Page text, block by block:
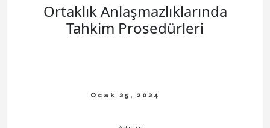
Ortaklık Anlaşmazlıklarında
Tahkim Prosedürleri